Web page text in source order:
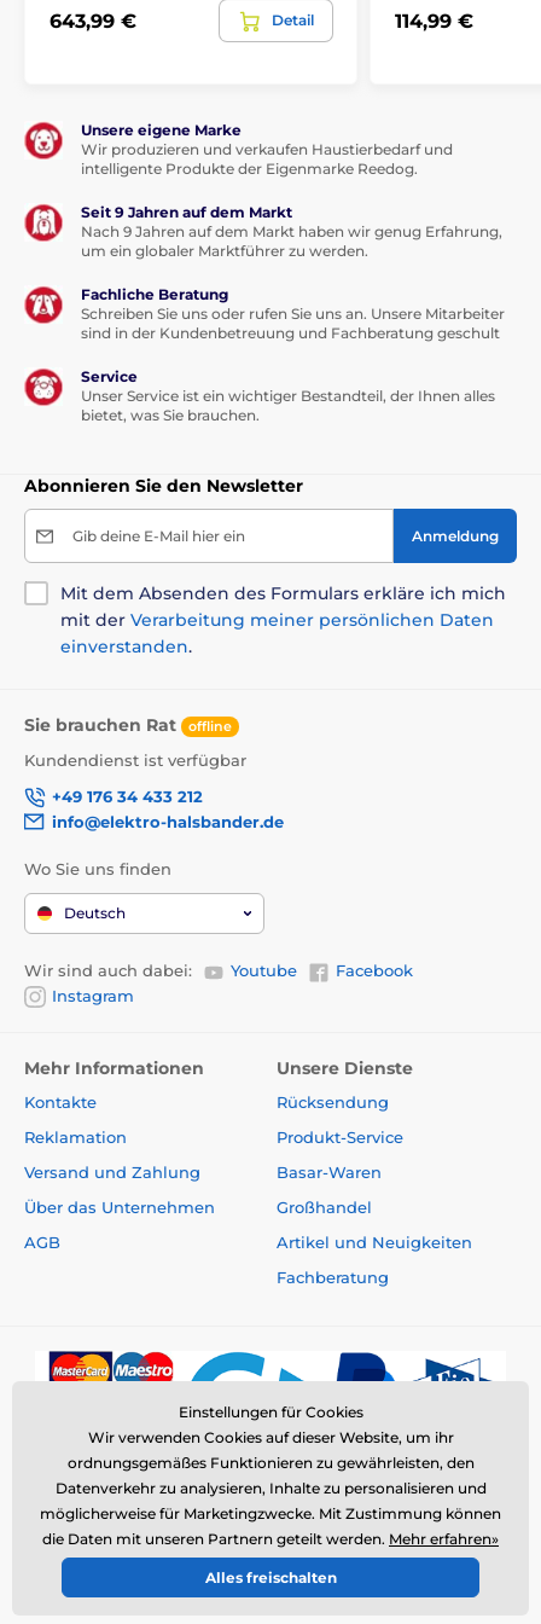
643,99 € Detail 114,99 €
Unsere eigene Marke
Wir produzieren und verkaufen Haustierbedarf und
intelligente Produkte der Eigenmarke Reedog.
Seit 9 Jahren auf dem Markt
Nach 9 Jahren auf dem Markt haben wir genug Erfahrung,
um ein globaler Marktführer zu werden.
Fachliche Beratung
Schreiben Sie uns oder rufen Sie uns an. Unsere Mitarbeiter
sind in der Kundenbetreuung und Fachberatung geschult
Service
Unser Service ist ein wichtiger Bestandteil, der Ihnen alles
bietet, was Sie brauchen.
Abonnieren Sie den Newsletter
Gib deine E-Mail hier ein Anmeldung
Mit dem Absenden des Formulars erkläre ich mich
mit der Verarbeitung meiner persönlichen Daten
einverstanden.
Sie brauchen Rat offline
Kundendienst ist verfügbar
+49 176 34 433 212
info@elektro-halsbander.de
Wo Sie uns finden
Deutsch
Wir sind auch dabei: Youtube
Facebook
Instagram
Mehr Informationen
Kontakte
Reklamation
Versand und Zahlung
Über das Unternehmen
AGB
Unsere Dienste
Rücksendung
Produkt-Service
Basar-Waren
Großhandel
Artikel und Neuigkeiten
Fachberatung
© 2026 www.elektro-halsbander.de ⦁ E-Shop erstellt von
SIMPLIA.cz
Einstellungen für Cookies
Wir verwenden Cookies auf dieser Website, um ihr
ordnungsgemäßes Funktionieren zu gewährleisten, den
Datenverkehr zu analysieren, Inhalte zu personalisieren und
möglicherweise für Marketingzwecke. Mit Zustimmung können
die Daten mit unseren Partnern geteilt werden. Mehr erfahren»
Alles freischalten